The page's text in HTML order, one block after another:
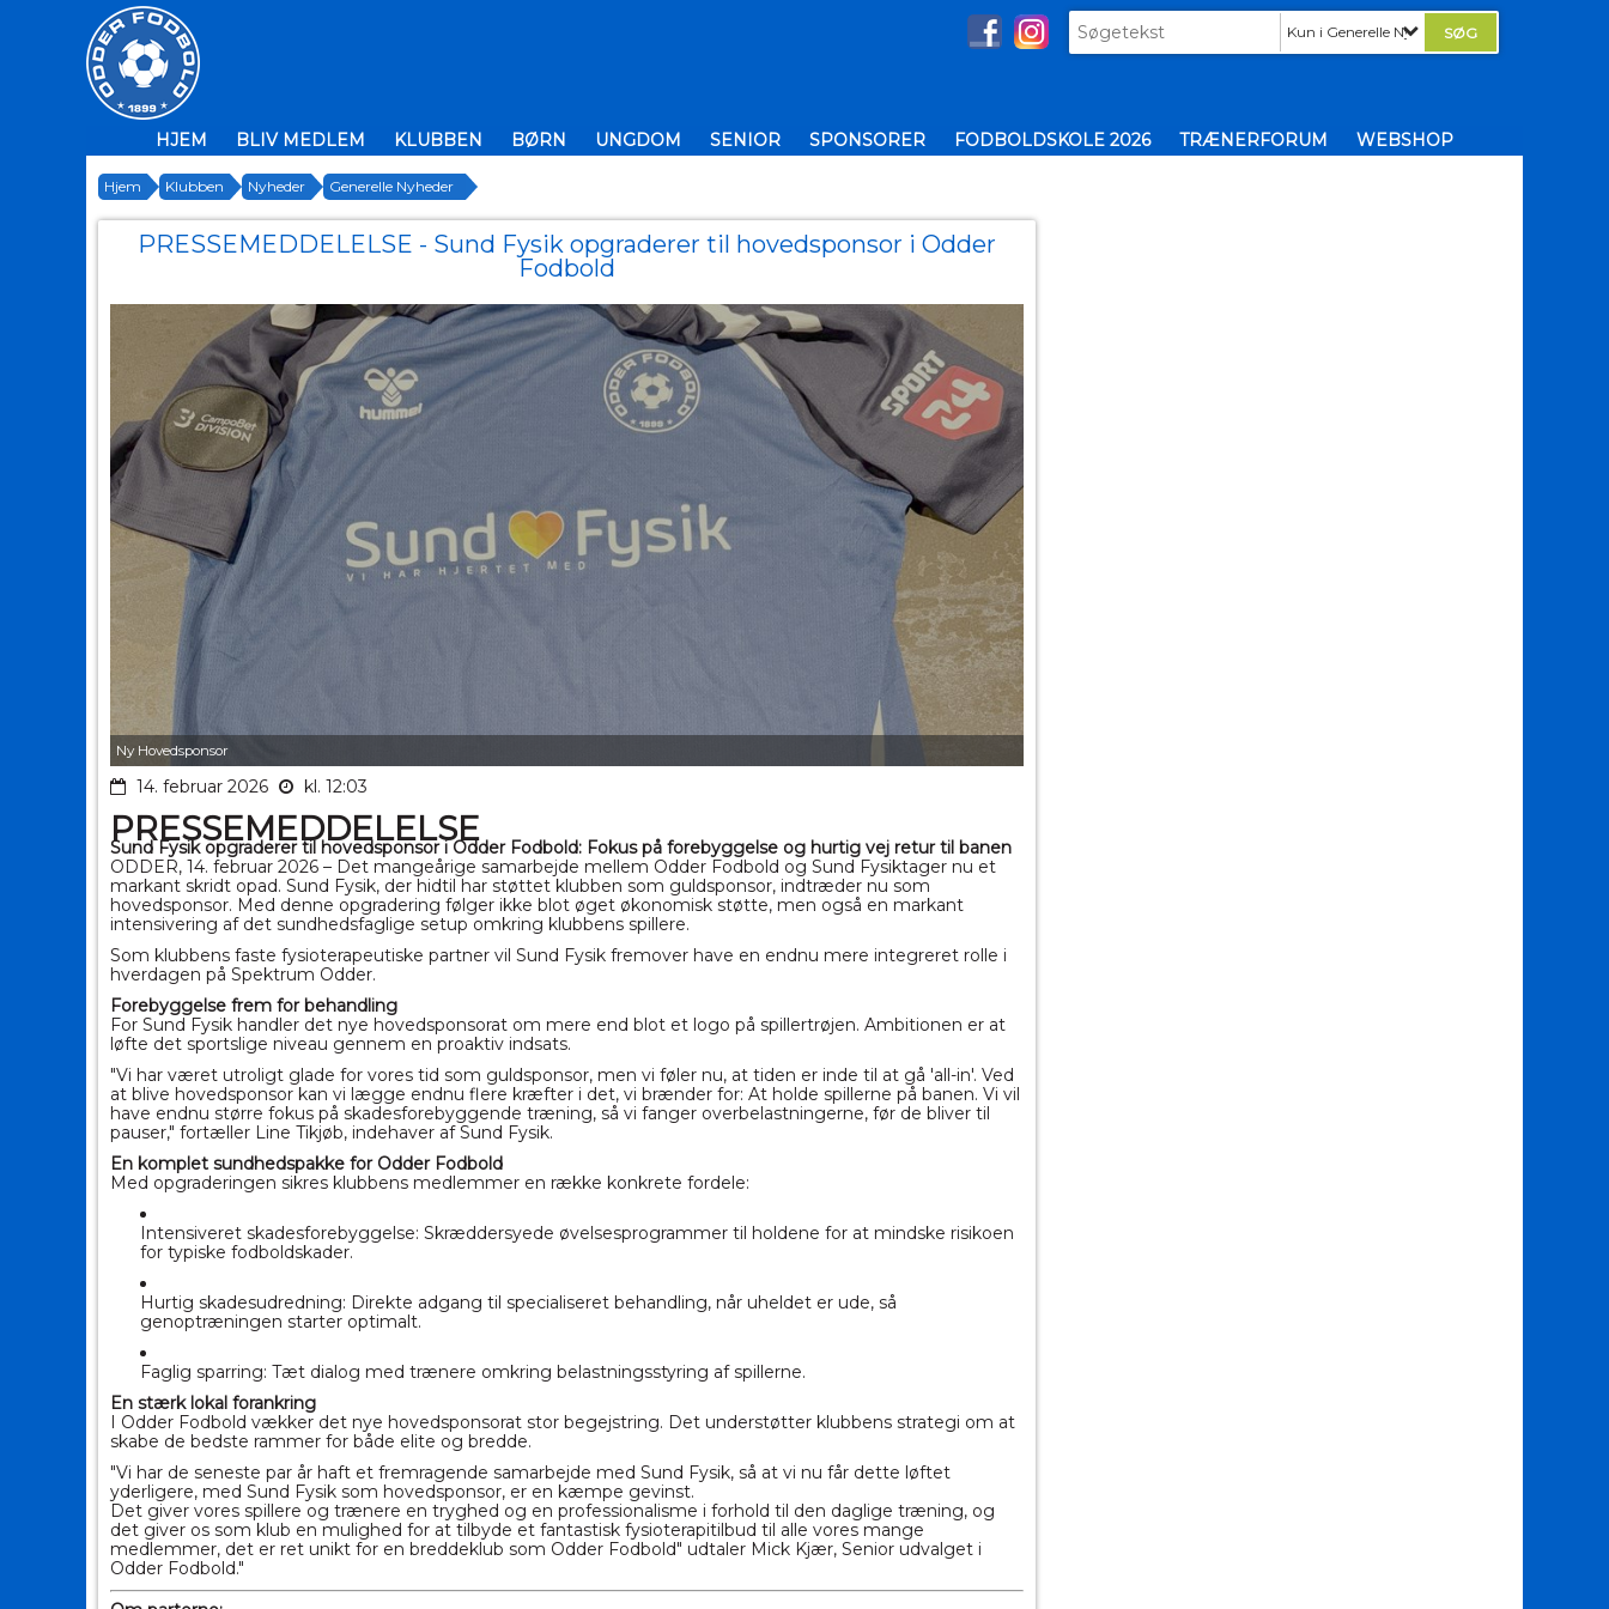
Kun i Generelle Nyheder
HJEM BLIV MEDLEM KLUBBEN BØRN UNGDOM SENIOR SPONSORER FODBOLDSKOLE 2026 TRÆNERFORUM WEBSHOP
Hjem Klubben Nyheder Generelle Nyheder
PRESSEMEDDELELSE - Sund Fysik opgraderer til hovedsponsor i Odder
Fodbold
Ny Hovedsponsor
14. februar 2026 kl. 12:03
PRESSEMEDDELELSE
Sund Fysikopgraderer til hovedsponsor i Odder Fodbold: Fokus på forebyggelse og hurtig vej retur til banen
ODDER, 14. februar 2026 – Det mangeårige samarbejde mellem Odder Fodbold og Sund Fysiktager nu et
markant skridt opad. Sund Fysik, der hidtil har støttet klubben som guldsponsor, indtræder nu som
hovedsponsor. Med denne opgradering følger ikke blot øget økonomisk støtte, men også en markant
intensivering af det sund hedsfaglige setup omkring klubbens spillere.
Som klubbens faste fysioterapeutiske partner vil Sund Fysik fremover have en endnu mere integreret rolle i
hverdagen på Spektrum Odder.
Forebyggelse frem for behandling
For Sund Fysik handler det nye hovedsponsorat om mere end blot et logo på spillertrøjen. Ambitionen er at
løfte det sportslige niveau gennem en proaktiv indsats.
"Vi har været utroligt glade for vores tid som guldsponsor, men vi føler nu, at tiden er inde til at gå 'all-in'. Ved
at blive hovedsponsor kan vi lægge endnu flere kræfter i det, vi brænder for: At holde spillerne på banen. Vi vil
have endnu større fokus på skadesforebyggende træning, så vi fanger overbelastningerne, før de bliver til
pauser," fortæller Line Tikjøb, indehaver afSund Fysik.
En komplet sundhedspakke for Odder Fodbold
Med opgraderingen sikres klubbens medlemmer en række konkrete fordele:
Intensiveret skadesforebyggelse: Skræddersyede øvelsesprogrammer til holdene for at mindske risikoen
for typiske fodboldskader.
Hurtig skadesudredning: Direkte adgang til specialiseret behandling, når uheldet er ude, så
genoptræningen starter optimalt.
Faglig sparring: Tæt dialog med trænere omkring belastningsstyring af spillerne.
En stærk lokal forankring
I Odder Fodbold vækker det nye hovedsponsorat stor begejstring. Det understøtter klubbens strategi om at
skabe de bedste rammer for både elite og bredde.
"Vi har de seneste par år haft et fremragende samarbejde med Sund Fysik, så at vi nu får dette løftet
yderligere, med Sund Fysik som hovedsponsor, er en kæmpe gevinst.
Det giver vores spillere og trænere en tryghed og en professionalisme i forhold til den daglige træning, og
det giver os som klub en mulighed for at tilbyde et fantastisk fysioterapitilbud til alle vores mange
medlemmer, det er ret unikt for en breddeklub som Odder Fodbold" udtaler Mick Kjær, Senior udvalget i
Odder Fodbold."